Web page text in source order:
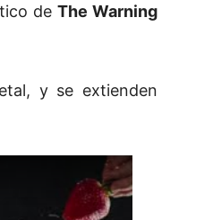
de The Warning
y se extienden